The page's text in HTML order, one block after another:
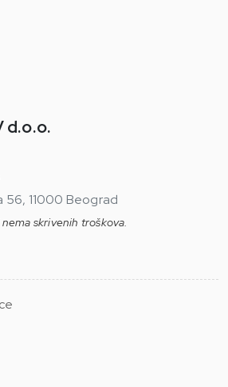
d.o.o.
56, 11000 Beograd
skrivenih troškova.